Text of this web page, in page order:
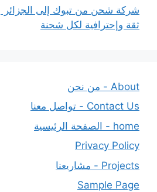
شركة شحن من تبوك إلى الجزائر |
ثقة وإحترافية لكل شحنة
About - من نحن
Contact Us - تواصل معنا
home - الصفحة الرئيسية
Privacy Policy
Projects - مشاريعنا
Sample Page